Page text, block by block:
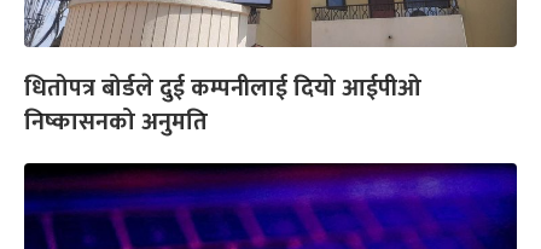
धितोपत्र बोर्डले दुई कम्पनीलाई दियो आईपीओ
निष्कासनको अनुमति